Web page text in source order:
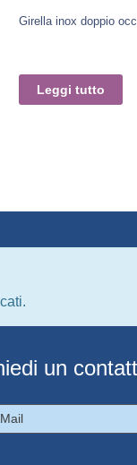
Girella inox doppio
Leggi tutto
un